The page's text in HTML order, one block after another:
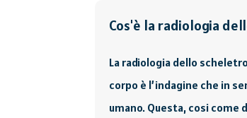
Cos'è la radiologia
La radiologia dello
corpo è l’indagine che in
umano. Questa, cosi